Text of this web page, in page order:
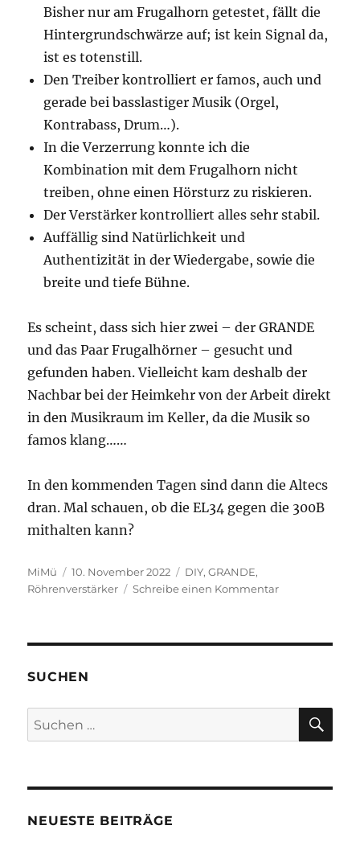
Bisher nur am Frugalhorn getestet, fällt die
Hintergrundschwärze auf; ist kein Signal da,
ist es totenstill.
Den Treiber kontrolliert er famos, auch und
gerade bei basslastiger Musik (Orgel,
Kontrabass, Drum…).
In die Verzerrung konnte ich die
Kombination mit dem Frugalhorn nicht
treiben, ohne einen Hörsturz zu riskieren.
Der Verstärker kontrolliert alles sehr stabil.
Auffällig sind Natürlichkeit und
Authentizität in der Wiedergabe, sowie die
breite und tiefe Bühne.
Es scheint, dass sich hier zwei – der GRANDE
und das Paar Frugalhörner – gesucht und
gefunden haben. Vielleicht kam deshalb der
Nachbar bei der Heimkehr von der Arbeit direkt
in den Musikraum im Keller, da die Musik so
famos klang……
In den kommenden Tagen sind dann die Altecs
dran. Mal schauen, ob die EL34 gegen die 300B
mithalten kann?
Autor
MiMü
Veröffentlicht
am
10. November 2022 Kategorien
DIY,GRANDE,
Röhrenverstärker
Schreibe einen Kommentarzu
SUCHEN
Suchen
nach:
NEUESTE BEITRÄGE